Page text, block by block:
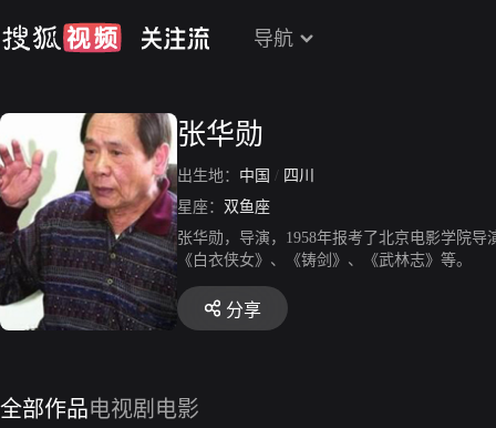
导航
张华勋
出生地： 中国 / 四川
星座： 双鱼座
张华勋，导演，1958年报考了北京电影学院
《白衣侠女》、《铸剑》、《武林志》等。
分享
全部作品电视剧 电影